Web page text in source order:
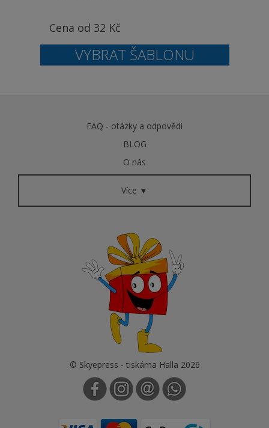
Cena od 32 Kč
FAQ - otázky a odpovědi
BLOG
O nás
Více ▼
© Skyepress - tiskárna Halla 2026